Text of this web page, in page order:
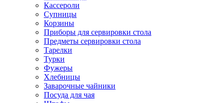
Кассероли
Супницы
Корзины
Приборы для сервировки стола
Предметы сервировки стола
Тарелки
Турки
Фужеры
Хлебницы
Заварочные чайники
Посуда для чая